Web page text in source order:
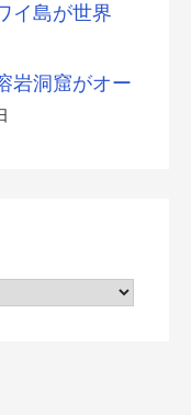
イ島が世界
岩洞窟がオー